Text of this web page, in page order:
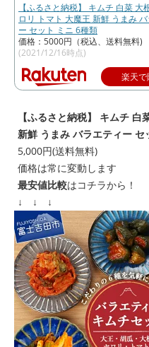
【ふるさと納税】 キムチ 白菜 大
ロリ トマト 大魔王 新鮮 うまみ
ー セット ミニ 6種類
価格：5000円（税込、送料無料)
(2021/12/16時点)
楽天で
【ふるさと納税】 キムチ
新鮮 うまみ バラエティー セ
5,000円(送料無料)
価格は常に変動します
最安値比較はコチラから！
↓ ↓ ↓